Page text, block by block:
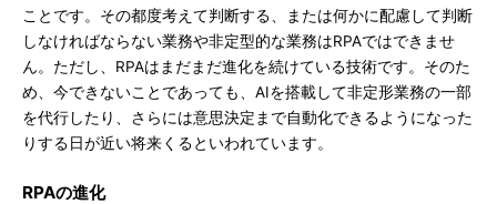
ことです。その都度考えて判断する、または何かに配慮して判断
しなければならない業務や非定型的な業務はRPAではできませ
ん。ただし、RPAはまだまだ進化を続けている技術です。そのた
め、今できないことであっても、AIを搭載して非定形業務の一部
を代行したり、さらには意思決定まで自動化できるようになった
りする日が近い将来くるといわれています。
RPAの進化